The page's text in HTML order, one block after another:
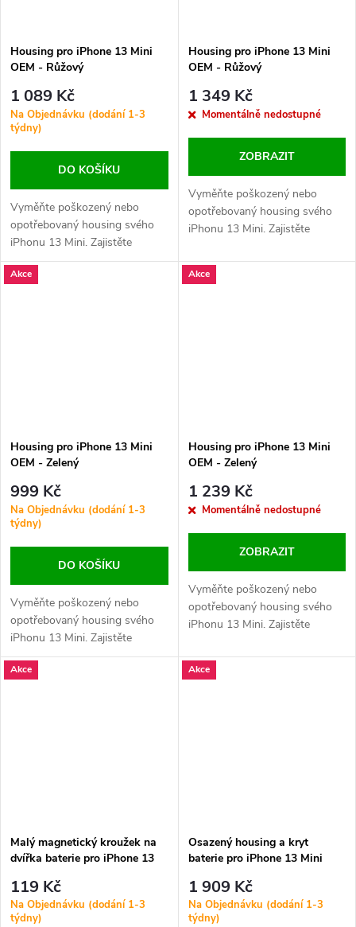
Housing pro iPhone 13 Mini
OEM - Růžový
1 089 Kč
Na Objednávku (dodání 1-3
týdny)
DO KOŠÍKU
Vyměňte poškozený nebo
opotřebovaný housing svého
iPhonu 13 Mini. Zajistěte
perfektní vzhled a ochranu
vnitřních komponent vašeho
Housing pro iPhone 13 Mini
OEM - Růžový
1 349 Kč
Momentálně nedostupné
ZOBRAZIT
Vyměňte poškozený nebo
opotřebovaný housing svého
iPhonu 13 Mini. Zajistěte
vnitřních komponent vašeho
zařízení.
Akce
Housing pro iPhone 13 Mini
OEM - Zelený
999 Kč
Na Objednávku (dodání 1-3
týdny)
DO KOŠÍKU
Vyměňte poškozený nebo
opotřebovaný housing svého
iPhonu 13 Mini. Zajistěte
perfektní vzhled a ochranu
vnitřních komponent vašeho
Akce
Housing pro iPhone 13 Mini
OEM - Zelený
1 239 Kč
Momentálně nedostupné
ZOBRAZIT
Vyměňte poškozený nebo
opotřebovaný housing svého
iPhonu 13 Mini. Zajistěte
vnitřních komponent vašeho
zařízení.
Akce
Malý magnetický kroužek na
dvířka baterie pro iPhone 13
119 Kč
Na Objednávku (dodání 1-3
týdny)
Akce
Osazený housing a kryt
baterie pro iPhone 13 Mini
1 909 Kč
Na Objednávku (dodání 1-3
týdny)